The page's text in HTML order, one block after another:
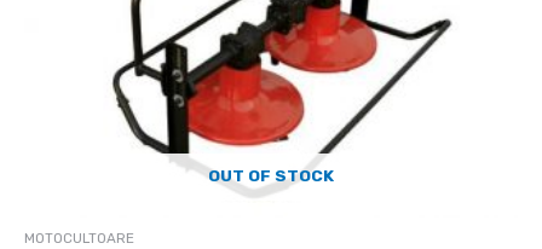
OUT OF STOCK
MOTOCULTOARE